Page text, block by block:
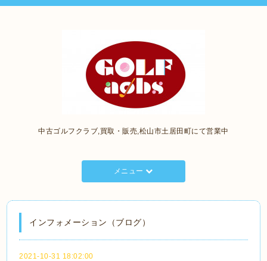
中古ゴルフクラブ,買取・販売,松山市土居田町にて営業中
メニュー
インフォメーション（ブログ）
2021-10-31 18:02:00